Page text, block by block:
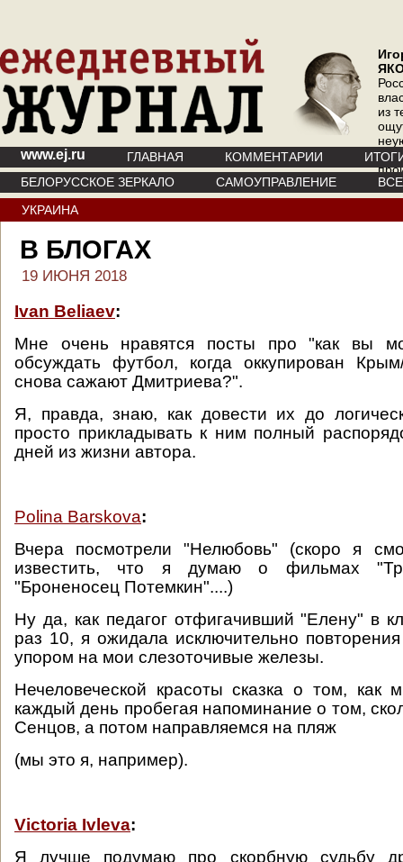
из
где
www.ej.ru ГЛАВНАЯ КОММЕНТАРИИ
БЕЛОРУССКОЕ ЗЕРКАЛО
САМОУПРАВЛЕНИЕ
УКРАИНА
В БЛОГАХ
19 ИЮНЯ 2018
Ivan Beliaev:
Мне очень нравятся посты про "как вы
обсуждать футбол, когда оккупирован
снова сажают Дмитриева?".
Я, правда, знаю, как довести их до
просто прикладывать к ним полный
дней из жизни автора.
Polina Barskova:
Вчера посмотрели "Нелюбовь" (скоро я
известить, что я думаю о фильмах
"Броненосец Потемкин"....)
Ну да, как педагог отфигачивший "Елену" в
раз 10, я ожидала исключительно
упором на мои слезоточивые железы.
Нечеловеческой красоты сказка о том, как
каждый день пробегая напоминание о том,
Сенцов, а потом направляемся на пляж
(мы это я, например).
Victoria Ivleva:
Я лучше подумаю про скорбную судьбу